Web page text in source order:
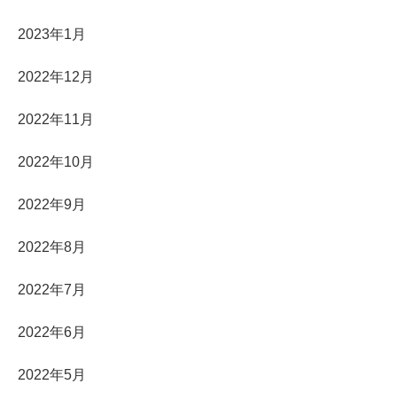
2023年1月
2022年12月
2022年11月
2022年10月
2022年9月
2022年8月
2022年7月
2022年6月
2022年5月